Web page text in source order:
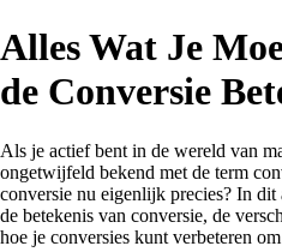
Alles Wat Je
de Conversie
Als je actief bent in de wereld van
ongetwijfeld bekend met de term
conversie nu eigenlijk precies? In
de betekenis van conversie, de
hoe je conversies kunt verbeteren